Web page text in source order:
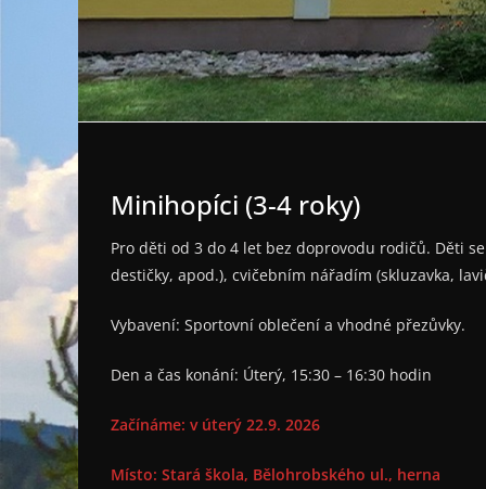
Minihopíci (3-4 roky)
Pro děti od 3 do 4 let bez doprovodu rodičů. Děti
destičky, apod.), cvičebním nářadím (skluzavka,
Vybavení: Sportovní oblečení a vhodné přezůvky.
Den a čas konání: Úterý, 15:30 – 16:30 hodin
Začínáme: v úterý 22.9. 2026
Místo: Stará škola, Bělohrobského ul., herna